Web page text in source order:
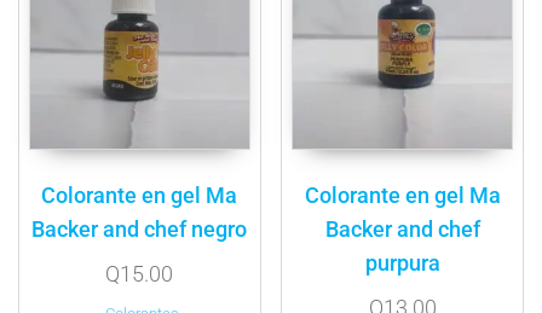
Colorante en gel Ma
Backer and chef negro
Q15.00
Colorante en gel Ma
Backer and chef
purpura
Q13.00